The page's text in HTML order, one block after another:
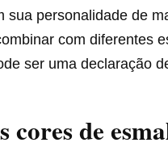
sua personalidade de
com diferentes
ser uma declaração
cores de